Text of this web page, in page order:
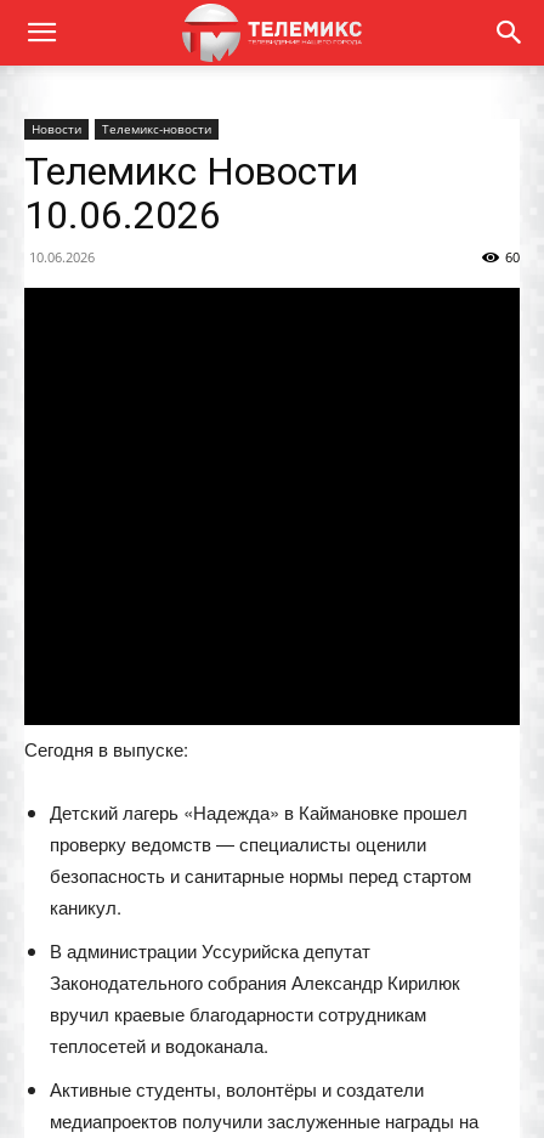
Новости Телемикс-новости
Телемикс Новости
10.06.2026
10.06.2026 60
Сегодня в выпуске:
Детский лагерь «Надежда» в Каймановке прошел
проверку ведомств — специалисты оценили
безопасность и санитарные нормы перед стартом
каникул.
В администрации Уссурийска депутат
Законодательного собрания Александр Кирилюк
вручил краевые благодарности сотрудникам
теплосетей и водоканала.
Активные студенты, волонтёры и создатели
медиапроектов получили заслуженные награды на